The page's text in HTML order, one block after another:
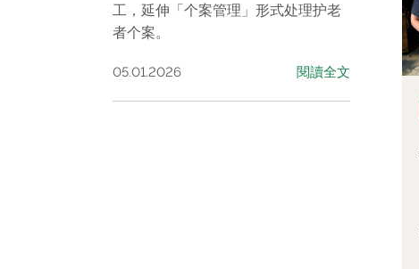
工，延伸「个案管理」形式处理护老
者个案。
05.01.2026 閱讀全文